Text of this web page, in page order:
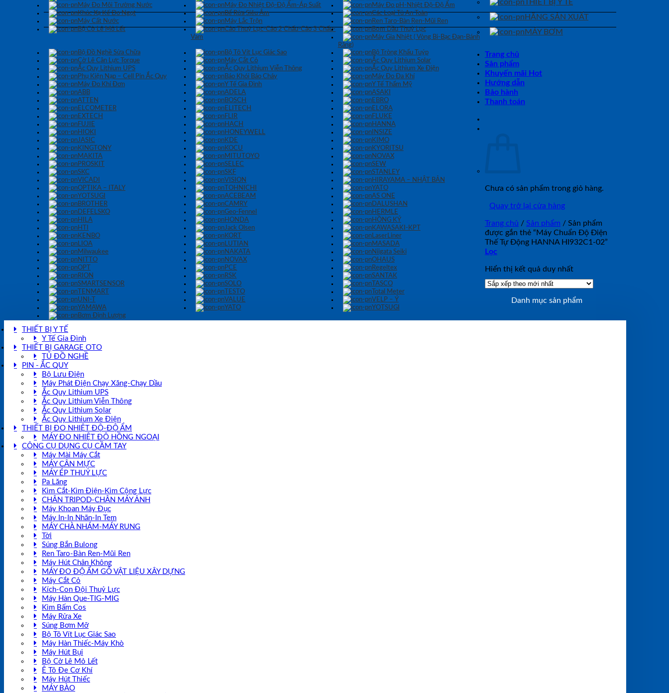
Máy Đo Môi Trường Nước
Máy Đo Nhiệt Độ-Độ Ẩm-Áp Suất
Máy Đo pH-Nhiệt Độ-Độ Ẩm
Khúc Xạ Kế Đo Ngọt
Bể Rửa Siêu Âm
Các Loại Tủ An Toàn
Máy Cất Nước
Máy Lắc Trộn
Ren Taro-Bàn Ren-Mũi Ren
Bộ Cờ Lê Mỏ Lết
Cảo Thuỷ Lực-Cảo 2 Chấu-Cảo 3 Chấu-
Vam
Bơm Dầu Thuỷ Lực
Máy Gia Nhiệt ( Vòng Bi-Bạc Đạn-Bánh
Răng)
Bộ Đồ Nghề Sửa Chữa
Bộ Tô Vít Lục Giác Sao
Bộ Tròng Khẩu Tuýp
Cờ Lê Cân Lực Torque
Máy Cắt Cỏ
Ắc Quy Lithium Solar
Ắc Quy Lithium UPS
Ắc Quy Lithium Viễn Thông
Ắc Quy Lithium Xe Điện
Phụ Kiện Nạp – Cell Pin Ắc Quy
Báo Khói Báo Cháy
Máy Đo Đa Khí
Máy Đo Khí Đơn
THIẾT BỊ Y TẾ
Y Tế Gia Đình Y Tế Thẩm Mỹ
HÃNG SẢN XUẤT
ABB ADELA
ASAKI
ATTEN
BOSCH
EBRO
ELCOMETER
ELITECH
ELORA
EXTECH
FLIR
FLUKE
FUJIE
HACH
HANNA
HIOKI
HONEYWELL
INSIZE
JASIC
KDE
KIMO
KINGTONY
KOCU
KYORITSU
MAKITA
MITUTOYO
NOVAX
PROSKIT
SELEC
SEW
SKC
SKF
STANLEY
VICADI
VISION
HIRAYAMA – NHẬT BẢN
OPTIKA – ITALY
TOHNICHI
YATO
YOTSUGI
ACEBEAM
AS ONE
BROTHER
CAMRY
DALUSHAN
DEFELSKO
Geo-Fennel
HERMLE
HILA
HONDA
HỒNG KÝ
HTI
Jack Olsen
KAWASAKI-KPT
KENBO
KORT
LaserLiner
LIOA
LUTIAN
MASADA
Milwaukee
NAKATA
Niigata Seiki
NITTO
NOVAX
OHAUS
OPT
PCE
Regeltex
RION
RSK
SANTAK
SMARTSENSOR
SOLO
TASCO
TENMART
TESTO
Total Meter
UNI-T
VALUE
VELP – Ý
YAMAWA
YATO YOTSUGI
MÁY BƠM
Bơm Định Lượng
Trang chủ
Sản phẩm
Khuyến mãi Hot
Hướng dẫn
Bảo hành
Thanh toán
Chưa có sản phẩm trong giỏ hàng.
Quay trở lại cửa hàng
Trang chủ / Sản phẩm / Sản phẩm
được gắn thẻ “Máy Chuẩn Độ Điện
Thế Tự Động HANNA HI932C1-02”
Lọc
Hiển thị kết quả duy nhất
Danh mục sản phẩm
THIẾT BỊ Y TẾ
Y Tế Gia Đình
THIẾT BỊ GARAGE OTO
TỦ ĐỒ NGHỀ
PIN - ẮC QUY
Bộ Lưu Điện
Máy Phát Điện Chạy Xăng-Chạy Dầu
Ắc Quy Lithium UPS
Ắc Quy Lithium Viễn Thông
Ắc Quy Lithium Solar
Ắc Quy Lithium Xe Điện
THIẾT BỊ ĐO NHIỆT ĐỘ-ĐỘ ẨM
MÁY ĐO NHIỆT ĐỘ HỒNG NGOẠI
CÔNG CỤ DỤNG CỤ CẦM TAY
Máy Mài Máy Cắt
MÁY CÂN MỰC
MÁY ÉP THUỶ LỰC
Pa Lăng
Kìm Cắt-Kìm Điện-Kìm Cộng Lực
CHÂN TRIPOD-CHÂN MÁY ẢNH
Máy Khoan Máy Đục
Máy In-In Nhãn-In Tem
MÁY CHÀ NHÁM-MÁY RUNG
Tời
Súng Bắn Bulong
Ren Taro-Bàn Ren-Mũi Ren
Máy Hút Chân Không
MÁY ĐO ĐỘ ẨM GỖ VẬT LIỆU XÂY DỰNG
Máy Cắt Cỏ
Kích-Con Đội Thuỷ Lực
Máy Hàn Que-TIG-MIG
Kìm Bấm Cos
Máy Rửa Xe
Súng Bơm Mỡ
Bộ Tô Vít Lục Giác Sao
Máy Hàn Thiếc-Máy Khò
Máy Hút Bụi
Bộ Cờ Lê Mỏ Lết
Ê Tô Đe Cơ Khí
Máy Hút Thiếc
MÁY BÀO